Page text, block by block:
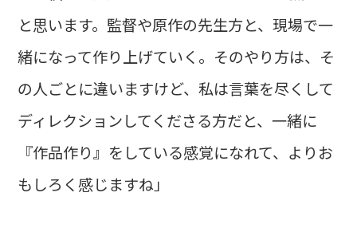
と思います。監督や原作の先生方と、現場で一
緒になって作り上げていく。そのやり方は、そ
の人ごとに違いますけど、私は言葉を尽くして
ディレクションしてくださる方だと、一緒に
『作品作り』をしている感覚になれて、よりお
もしろく感じますね」